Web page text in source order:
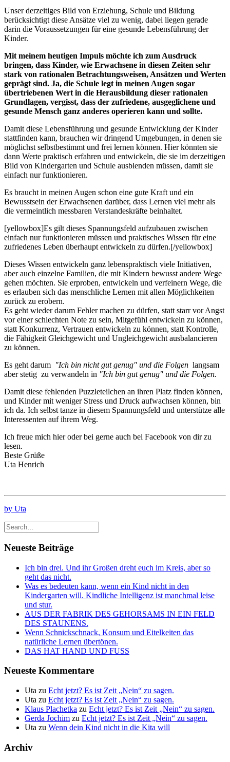
Unser derzeitiges Bild von Erziehung, Schule und Bildung
berücksichtigt diese Ansätze viel zu wenig, dabei liegen gerade
darin die Voraussetzungen für eine gesunde Lebensführung der
Kinder.
Mit meinem heutigen Impuls möchte ich zum Ausdruck
bringen, dass Kinder, wie Erwachsene in diesen Zeiten sehr
stark von rationalen Betrachtungsweisen, Ansätzen und Werten
geprägt sind. Ja, die Schule legt in meinen Augen sogar
übertriebenen Wert in die Herausbildung dieser rationalen
Grundlagen, vergisst, dass der zufriedene, ausgeglichene und
gesunde Mensch ganz anderes operieren kann und sollte.
Damit diese Lebensführung und gesunde Entwicklung der Kinder
stattfinden kann, brauchen wir dringend Umgebungen, in denen sie
möglichst selbstbestimmt und frei lernen können. Hier könnten sie
dann Werte praktisch erfahren und entwickeln, die sie im derzeitigen
Bild von Kindergarten und Schule ausblenden müssen, damit sie
einfach nur funktionieren.
Es braucht in meinen Augen schon eine gute Kraft und ein
Bewusstsein der Erwachsenen darüber, dass Lernen viel mehr als
die vermeintlich messbaren Verstandeskräfte beinhaltet.
[yellowbox]Es gilt dieses Spannungsfeld aufzubauen zwischen
einfach nur funktionieren müssen und praktisches Wissen für eine
zufriedenes Leben überhaupt entwickeln zu dürfen.[/yellowbox]
Dieses Wissen entwickeln ganz lebenspraktisch viele Initiativen,
aber auch einzelne Familien, die mit Kindern bewusst andere Wege
gehen möchten. Sie erproben, entwickeln und verfeinern Wege, die
es erlauben sich das menschliche Lernen mit allen Möglichkeiten
zurück zu erobern.
Es geht wieder darum Fehler machen zu dürfen, statt starr vor Angst
vor einer schlechten Note zu sein, Mitgefühl entwickeln zu können,
statt Konkurrenz, Vertrauen entwickeln zu können, statt Kontrolle,
die Fähigkeit Gleichgewicht und Ungleichgewicht ausbalancieren
zu können.
Es geht darum "Ich bin nicht gut genug" und die Folgen langsam
aber stetig zu verwandeln in "Ich bin gut genug" und die Folgen.
Damit diese fehlenden Puzzleteilchen an ihren Platz finden können,
und Kinder mit weniger Stress und Druck aufwachsen können, bin
ich da. Ich selbst tanze in diesem Spannungsfeld und unterstütze alle
Interessenten auf ihrem Weg.
Ich freue mich hier oder bei gerne auch bei Facebook von dir zu
lesen.
Beste Grüße
Uta Henrich
by Uta
Neueste Beiträge
Ich bin drei. Und ihr Großen dreht euch im Kreis, aber so
geht das nicht.
Was es bedeuten kann, wenn ein Kind nicht in den
Kindergarten will. Kindliche Intelligenz ist manchmal leise
und stur.
AUS DER FABRIK DES GEHORSAMS IN EIN FELD
DES STAUNENS.
Wenn Schnickschnack, Konsum und Eitelkeiten das
natürliche Lernen übertönen.
DAS HAT HAND UND FUSS
Neueste Kommentare
Uta zu Echt jetzt? Es ist Zeit „Nein“ zu sagen.
Uta zu Echt jetzt? Es ist Zeit „Nein“ zu sagen.
Klaus Plachetka zu Echt jetzt? Es ist Zeit „Nein“ zu sagen.
Gerda Jochim zu Echt jetzt? Es ist Zeit „Nein“ zu sagen.
Uta zu Wenn dein Kind nicht in die Kita will
Archiv